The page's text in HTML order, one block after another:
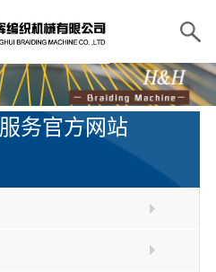
务官方网站